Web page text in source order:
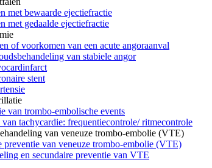
met bewaarde ejectiefractie
met gedaalde ejectiefractie
of voorkomen van een acute angoraanval
van stabiele angor
stent
van trombo-embolische events
tachycardie: frequentiecontrole/ ritmecontrole
van veneuze trombo-embolie (VTE)
preventie van veneuze trombo-embolie (VTE)
en secundaire preventie van VTE